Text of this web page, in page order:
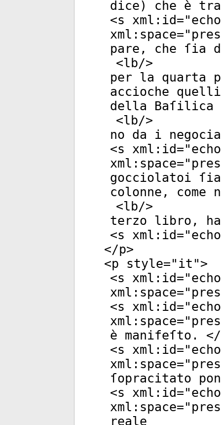
dice) che è
<s xml:id="
xml:space="
pare, che ſia
<lb/>
per la quarta
accioche
della Baſilica
<lb/>
no da i
<s xml:id="
xml:space="
gocciolatoi
colonne, come
<lb/>
terzo libro,
<s xml:id="
</p>
<p style=" it ">
<s xml:id="
xml:space="
<s xml:id="
xml:space="
è manifeſto. </
<s xml:id="
xml:space="
ſopracitato
<s xml:id="
xml:space="
reale